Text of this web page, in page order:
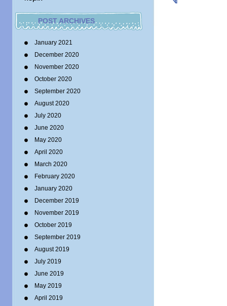
POST ARCHIVES
January 2021
December 2020
November 2020
October 2020
September 2020
August 2020
July 2020
June 2020
May 2020
April 2020
March 2020
February 2020
January 2020
December 2019
November 2019
October 2019
September 2019
August 2019
July 2019
June 2019
May 2019
April 2019